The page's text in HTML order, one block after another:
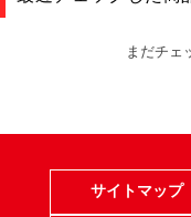
まだチェ
サイトマップ